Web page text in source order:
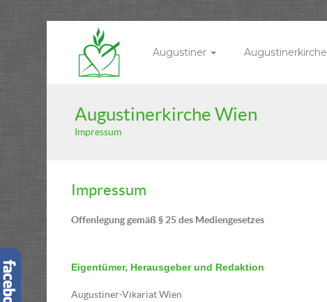
Augustiner Augustinerkirche
Augustinerkirche Wien
Impressum
Impressum
Offenlegung gemäß § 25 des Mediengesetzes
Eigentümer, Herausgeber und Redaktion
Augustiner-Vikariat Wien